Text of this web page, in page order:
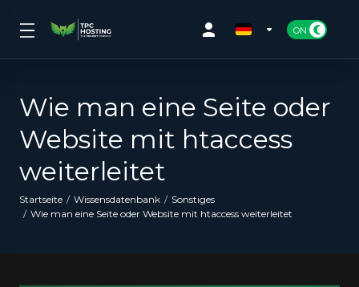
Wie man eine Seite oder
Website mit htaccess
weiterleitet
Startseite Wissensdatenbank
Sonstiges
Wie man eine Seite oder Website mit htaccess weiterleitet